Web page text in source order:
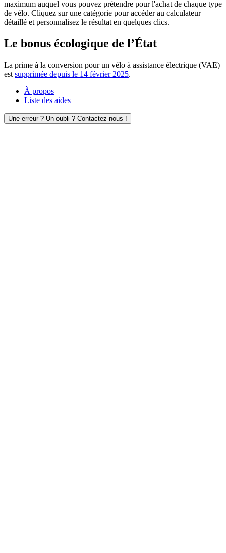
maximum auquel vous pouvez prétendre pour l'achat de chaque type
de vélo. Cliquez sur une catégorie pour accéder au calculateur
détaillé et personnalisez le résultat en quelques clics.
Le bonus écologique de l’État
La prime à la conversion pour un vélo à assistance électrique (VAE)
est supprimée depuis le 14 février 2025.
À propos
Liste des aides
Une erreur ? Un oubli ? Contactez-nous !